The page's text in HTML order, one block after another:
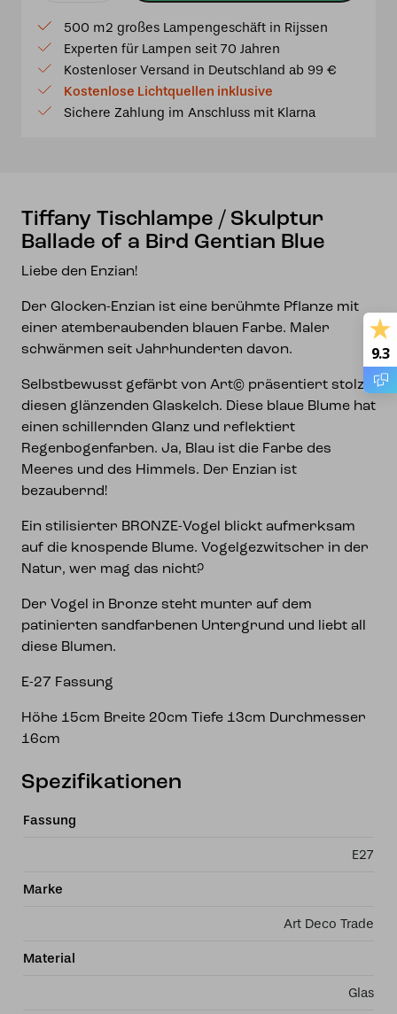
/
Skulptur
Ballade
of
a
500 m2 großes Lampengeschäft in Rijssen
Experten für Lampen seit 70 Jahren
Kostenloser Versand in Deutschland ab 99 €
Kostenlose Lichtquellen inklusive
Sichere Zahlung im Anschluss mit Klarna
Tiffany Tischlampe / Skulptur
Ballade of a Bird Gentian Blue
Liebe den Enzian!
Der Glocken-Enzian ist eine berühmte Pflanze mit
einer atemberaubenden blauen Farbe. Maler
schwärmen seit Jahrhunderten davon.
Selbstbewusst gefärbt von Art© präsentiert stolz
diesen glänzenden Glaskelch. Diese blaue Blume hat
einen schillernden Glanz und reflektiert
Regenbogenfarben. Ja, Blau ist die Farbe des
Meeres und des Himmels. Der Enzian ist
bezaubernd!
Ein stilisierter BRONZE-Vogel blickt aufmerksam
auf die knospende Blume. Vogelgezwitscher in der
Natur, wer mag das nicht?
Der Vogel in Bronze steht munter auf dem
patinierten sandfarbenen Untergrund und liebt all
diese Blumen.
E-27 Fassung
Höhe 15cm Breite 20cm Tiefe 13cm Durchmesser
16cm
Spezifikationen
Fassung
E27
Marke
Art Deco Trade
Material
Glas
9.3